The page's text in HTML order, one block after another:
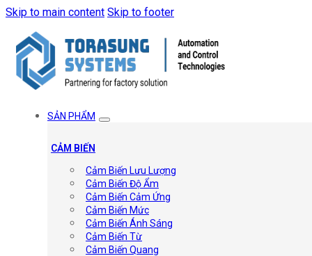
Skip to main content Skip to footer
SẢN PHẨM
CẢM BIẾN
Cảm Biến Lưu Lượng
Cảm Biến Độ Ẩm
Cảm Biến Cảm Ứng
Cảm Biến Mức
Cảm Biến Ánh Sáng
Cảm Biến Từ
Cảm Biến Quang